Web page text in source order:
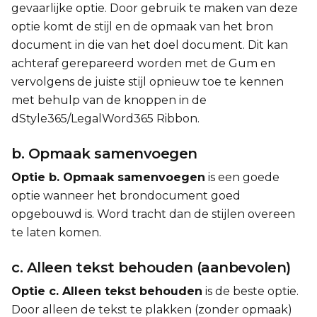
gevaarlijke optie. Door gebruik te maken van deze
optie komt de stijl en de opmaak van het bron
document in die van het doel document. Dit kan
achteraf gerepareerd worden met de Gum en
vervolgens de juiste stijl opnieuw toe te kennen
met behulp van de knoppen in de
dStyle365/LegalWord365 Ribbon.
b. Opmaak samenvoegen
Optie b. Opmaak samenvoegen is een goede
optie wanneer het brondocument goed
opgebouwd is. Word tracht dan de stijlen overeen
te laten komen.
c. Alleen tekst behouden (aanbevolen)
Optie c. Alleen tekst behouden is de beste optie.
Door alleen de tekst te plakken (zonder opmaak)